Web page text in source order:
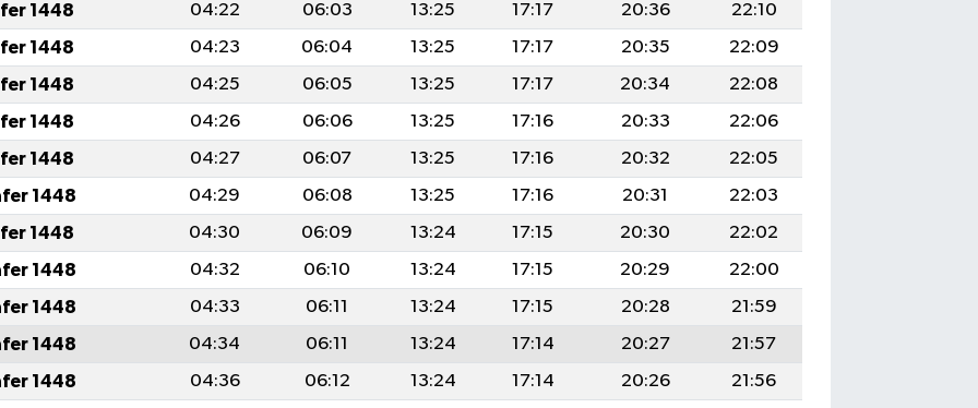
1448 04:22 06:03 13:25 17:17 20:36
22:10
1448 04:23 06:04 13:25 17:17 20:35
22:09
1448 04:25 06:05 13:25 17:17 20:34
22:08
1448 04:26 06:06 13:25 17:16 20:33
22:06
1448 04:27 06:07 13:25 17:16 20:32
22:05
1448 04:29 06:08 13:25 17:16 20:31
22:03
1448 04:30 06:09 13:24 17:15 20:30
22:02
1448 04:32 06:10 13:24 17:15 20:29
22:00
1448 04:33 06:11 13:24 17:15 20:28
21:59
1448 04:34 06:11 13:24 17:14 20:27
21:57
1448 04:36 06:12 13:24 17:14 20:26
21:56